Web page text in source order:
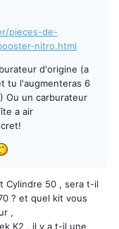
pieces-de-
nitro.html
d'origine (a
tu l'augmenteras 6
Ou un carburateur
a air
Cylindre 50 , sera t-il
? et quel kit vous
,
K2 , il y a t-il une